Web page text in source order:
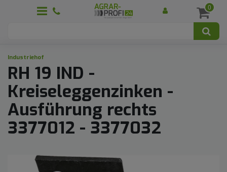
0
Industriehof
RH 19 IND -
Kreiseleggenzinken -
Ausführung rechts
3377012 - 3377032